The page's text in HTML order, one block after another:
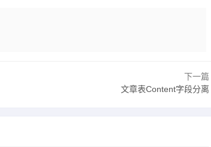
下一篇
文章表Content字段分离